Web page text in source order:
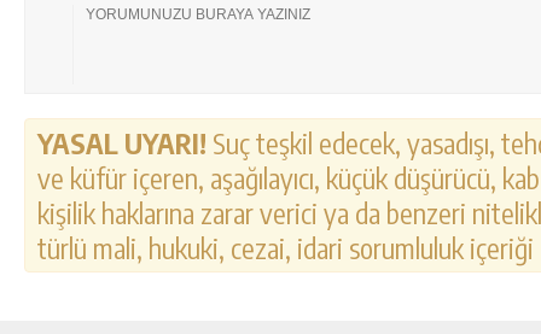
YASAL UYARI! Suç teşkil edecek, yasadışı,
ve küfür içeren, aşağılayıcı, küçük düşürücü,
kişilik haklarına zarar verici ya da benzeri
türlü mali, hukuki, cezai, idari sorumluluk